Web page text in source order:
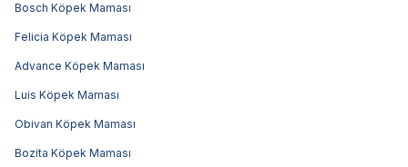
Bosch Köpek Maması
Felicia Köpek Maması
Advance Köpek Maması
Luis Köpek Maması
Obivan Köpek Maması
Bozita Köpek Maması